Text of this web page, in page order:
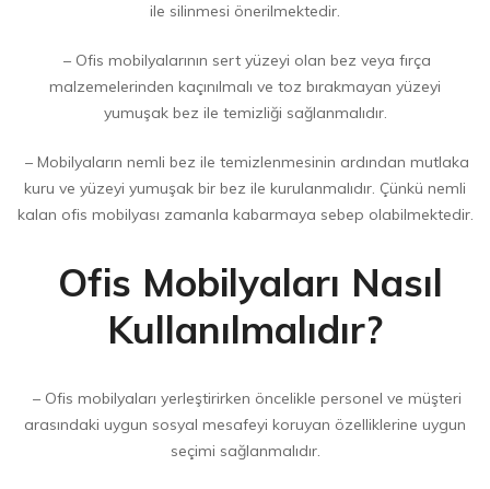
ile silinmesi önerilmektedir.
– Ofis mobilyalarının sert yüzeyi olan bez veya fırça
malzemelerinden kaçınılmalı ve toz bırakmayan yüzeyi
yumuşak bez ile temizliği sağlanmalıdır.
– Mobilyaların nemli bez ile temizlenmesinin ardından mutlaka
kuru ve yüzeyi yumuşak bir bez ile kurulanmalıdır. Çünkü nemli
kalan ofis mobilyası zamanla kabarmaya sebep olabilmektedir.
Ofis Mobilyaları Nasıl
Kullanılmalıdır?
– Ofis mobilyaları yerleştirirken öncelikle personel ve müşteri
arasındaki uygun sosyal mesafeyi koruyan özelliklerine uygun
seçimi sağlanmalıdır.